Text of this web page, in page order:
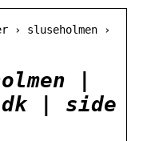
› sluseholmen ›
|
| side